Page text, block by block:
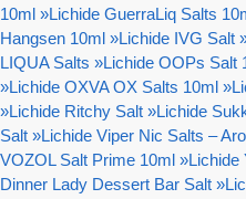
10ml »Lichide GuerraLiq Salts
Hangsen 10ml »Lichide IVG Salt
LIQUA Salts »Lichide OOPs Salt
»Lichide OXVA OX Salts 10ml »
»Lichide Ritchy Salt »Lichide
Salt »Lichide Viper Nic Salts –
VOZOL Salt Prime 10ml »Lichide
Dinner Lady Dessert Bar Salt »